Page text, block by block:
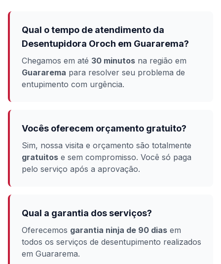
Qual o tempo de atendimento da
Desentupidora Oroch em Guararema?
Chegamos em até 30 minutos na região em
Guararema para resolver seu problema de
entupimento com urgência.
Vocês oferecem orçamento gratuito?
Sim, nossa visita e orçamento são totalmente
gratuitos e sem compromisso. Você só paga
pelo serviço após a aprovação.
Qual a garantia dos serviços?
Oferecemos garantia ninja de 90 dias em
todos os serviços de desentupimento realizados
em Guararema.